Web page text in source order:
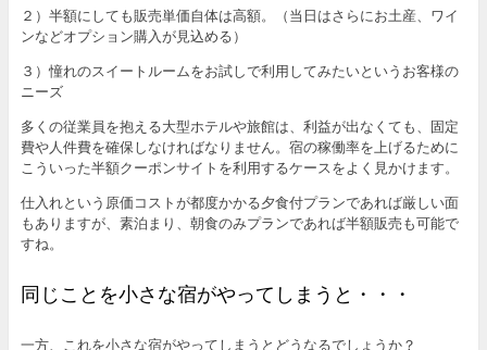
２）半額にしても販売単価自体は高額。（当日はさらにお土産、ワイ
ンなどオプション購入が見込める）
３）憧れのスイートルームをお試しで利用してみたいというお客様の
ニーズ
多くの従業員を抱える大型ホテルや旅館は、利益が出なくても、固定
費や人件費を確保しなければなりません。宿の稼働率を上げるために
こういった半額クーポンサイトを利用するケースをよく見かけます。
仕入れという原価コストが都度かかる夕食付プランであれば厳しい面
もありますが、素泊まり、朝食のみプランであれば半額販売も可能で
すね。
同じことを小さな宿がやってしまうと・・・
一方、これを小さな宿がやってしまうとどうなるでしょうか？